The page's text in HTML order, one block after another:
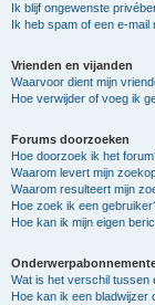
Ik blijf ongewenste
Ik heb spam of een e-
Vrienden en vijanden
Waarvoor dient mijn
Hoe verwijder of voeg ik
Forums doorzoeken
Hoe doorzoek ik het
Waarom levert mijn
Waarom resulteert mijn
Hoe zoek ik een
Hoe kan ik mijn eigen
Wat is het verschil tussen
Hoe kan ik een bladwijzer